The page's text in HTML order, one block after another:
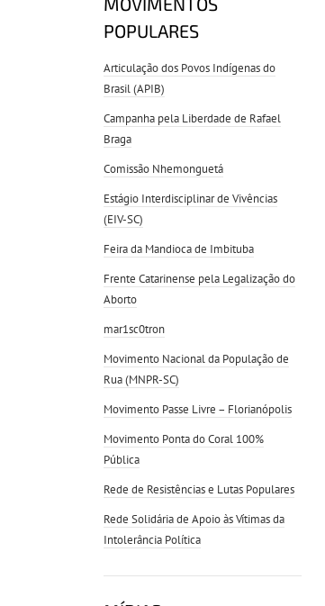
POPULARES
Articulação dos Povos Indígenas do
Brasil (APIB)
Campanha pela Liberdade de Rafael
Braga
Comissão Nhemonguetá
Estágio Interdisciplinar de Vivências
(EIV-SC)
Feira da Mandioca de Imbituba
Frente Catarinense pela Legalização do
Aborto
mar1sc0tron
Movimento Nacional da População de
Rua (MNPR-SC)
Movimento Passe Livre – Florianópolis
Movimento Ponta do Coral 100%
Pública
Rede de Resistências e Lutas Populares
Rede Solidária de Apoio às Vítimas da
Intolerância Política